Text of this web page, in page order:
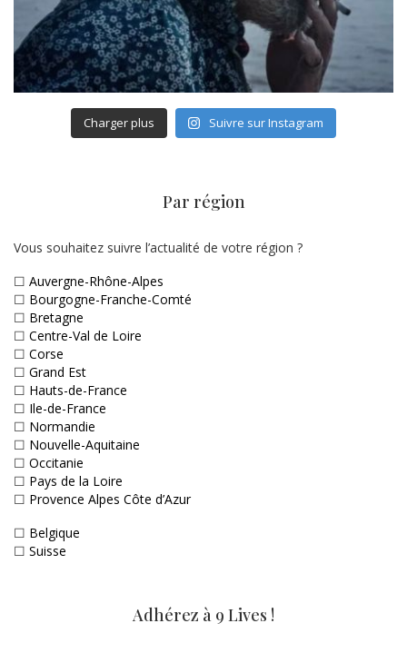
Charger plus Suivre sur Instagram
Par région
Vous souhaitez suivre l’actualité de votre région ?
☐ Auvergne-Rhône-Alpes
☐ Bourgogne-Franche-Comté
☐ Bretagne
☐ Centre-Val de Loire
☐ Corse
☐ Grand Est
☐ Hauts-de-France
☐ Ile-de-France
☐ Normandie
☐ Nouvelle-Aquitaine
☐ Occitanie
☐ Pays de la Loire
☐ Provence Alpes Côte d’Azur
☐ Belgique
☐ Suisse
Adhérez à 9 Lives !